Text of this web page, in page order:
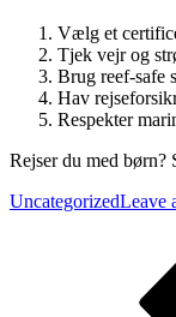
Vælg et
Tjek vejr og
Brug reef-safe
Hav
Respekter
Rejser du med børn?
UncategorizedLeave